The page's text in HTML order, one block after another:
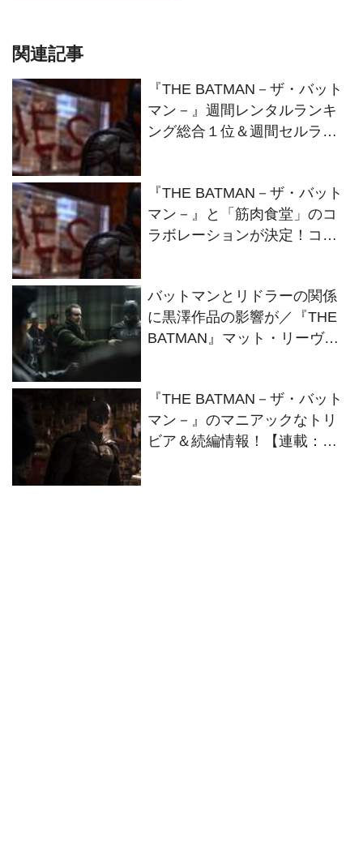
関連記事
『THE BATMAN－ザ・バット
マン－』週間レンタルランキ
ング総合１位＆週間セルラン
『THE BATMAN－ザ・バット
マン－』と「筋肉食堂」のコ
ラボレーションが決定！コラ
バットマンとリドラーの関係
に黒澤作品の影響が／『THE
BATMAN』マット・リーヴス
『THE BATMAN－ザ・バット
マン－』のマニアックなトリ
ビア＆続編情報！【連載：す